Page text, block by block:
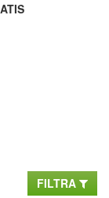
FILTRA